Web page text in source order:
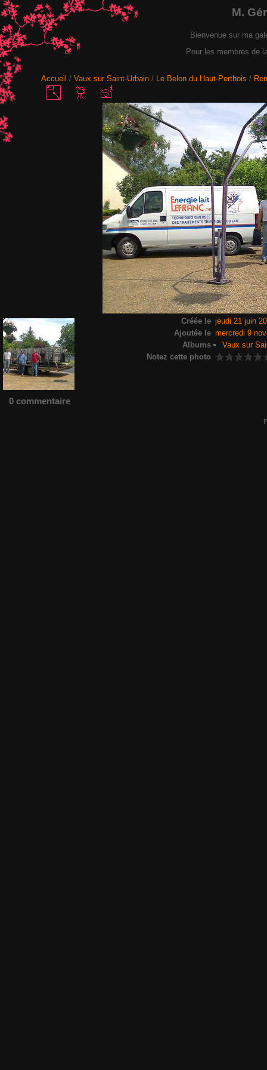
M.
Bienvenue sur ma
Pour les membres de
Accueil / Vaux sur Saint-Urbain/ Le Belon du Haut-Perthois /
Créée le jeudi 21 juin
Ajoutée le mercredi 9
Albums
Vaux sur
Notez cette photo
0 commentaire